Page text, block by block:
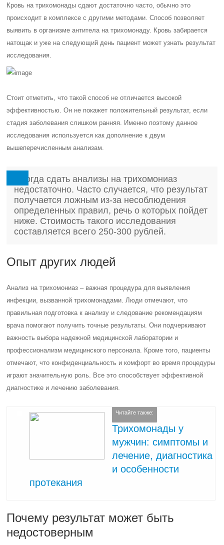
Кровь на трихомонады сдают достаточно часто, обычно это
происходит в комплексе с другими методами. Способ позволяет
выявить в организме антитела на трихомонаду. Кровь забирается
натощак и уже на следующий день пациент может узнать результат
исследования.
Стоит отметить, что такой способ не отличается высокой
эффективностью. Он не покажет положительный результат, если
стадия заболевания слишком ранняя. Именно поэтому данное
исследования используется как дополнение к двум
вышеперечисленным анализам.
Иногда сдать анализы на трихомониаз
недостаточно. Часто случается, что результат
получается ложным из-за несоблюдения
определенных правил, речь о которых пойдет
ниже. Стоимость такого исследования
составляется всего 250-300 рублей.
Опыт других людей
Анализ на трихомониаз – важная процедура для выявления
инфекции, вызванной трихомонадами. Люди отмечают, что
правильная подготовка к анализу и следование рекомендациям
врача помогают получить точные результаты. Они подчеркивают
важность выбора надежной медицинской лаборатории и
профессионализм медицинского персонала. Кроме того, пациенты
отмечают, что конфиденциальность и комфорт во время процедуры
играют значительную роль. Все это способствует эффективной
диагностике и лечению заболевания.
Читайте также:
Трихомонады у
мужчин: симптомы и
лечение, диагностика
и особенности
протекания
Почему результат может быть
недостоверным